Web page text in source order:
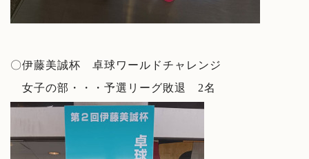
〇伊藤美誠杯 卓球ワールドチャレンジ
女子の部・・・予選リーグ敗退 2名